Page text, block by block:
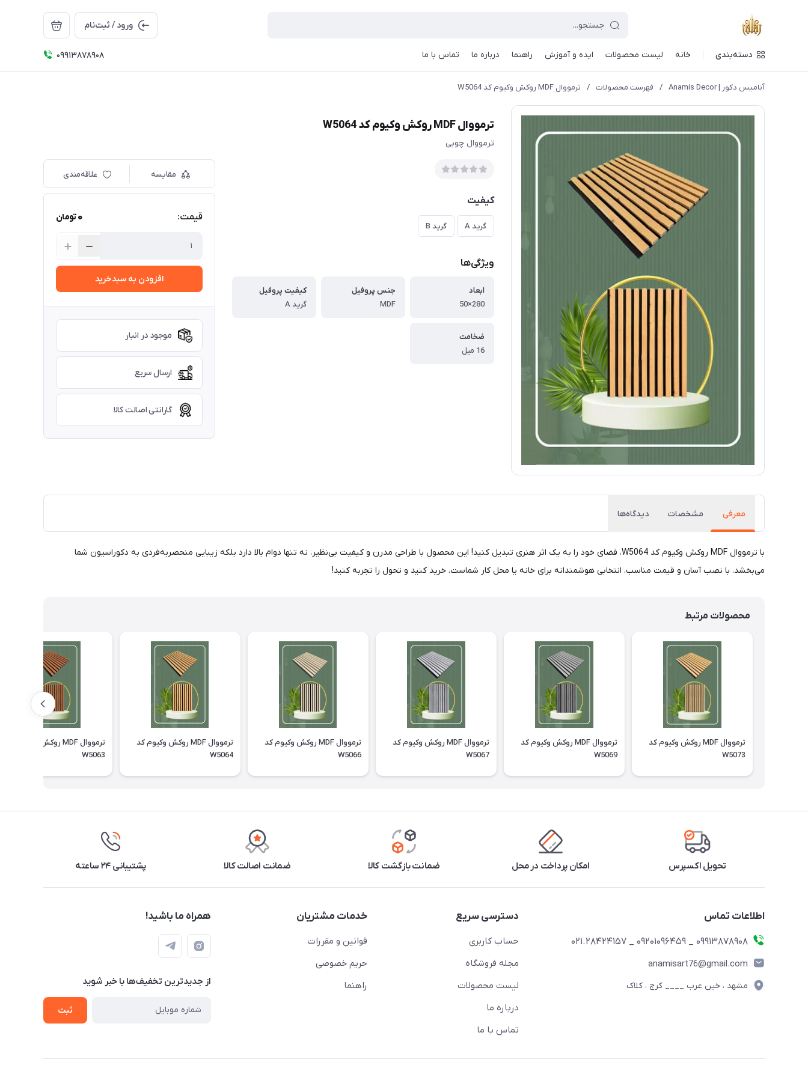
ورود / ثبت‌نام
دسته‌بندی خانه لیست محصولات ایده و آموزش راهنما درباره ما تماس با ما 09913878908
آنامیس دکور | Anamis Decor / فهرست محصولات / ترمووال MDF روکش وکیوم کد W5064
ترمووال MDF روکش وکیوم کد W5064
ترمووال چوبی
کیفیت
گرید A گرید B
ویژگی‌ها
ابعاد
280×50
جنس پروفیل
MDF
کیفیت پروفیل
گرید A
ضخامت
16 میل
مقایسه علاقه‌مندی
قیمت: 0تومان
افزودن به سبدخرید
موجود در انبار
ارسال سریع
گارانتی اصالت کالا
معرفی مشخصات دیدگاه‌ها
با ترمووال MDF روکش وکیوم کد W5064، فضای خود را به یک اثر هنری تبدیل کنید! این محصول با طراحی مدرن و کیفیت بی‌نظیر، نه تنها دوام بالا دارد بلکه زیبایی منحصربه‌فردی به دکوراسیون شما
می‌بخشد. با نصب آسان و قیمت مناسب، انتخابی هوشمندانه برای خانه یا محل کار شماست. خرید کنید و تحول را تجربه کنید!
محصولات مرتبط
ترمووال MDF روکش وکیوم کد
W5073
ترمووال MDF روکش وکیوم کد
W5069
ترمووال MDF روکش وکیوم کد
W5067
ترمووال MDF روکش وکیوم کد
W5066
ترمووال MDF روکش وکیوم کد
W5064
ترمووال MDF روکش وکیوم کد
W5063
تحویل اکسپرس امکان پرداخت در محل ضمانت بازگشت کالا ضمانت اصالت کالا پشتیبانی ۲۴ ساعته
اطلاعات تماس
09913878908 _ 09201096459 _ 021.28424157
anamisart76@gmail.com
مشهد ، خین عرب ____ کرج ، کلاک
دسترسی سریع
حساب کاربری
مجله فروشگاه
لیست محصولات
درباره ما
تماس با ما
خدمات مشتریان
قوانین و مقررات
حریم خصوصی
راهنما
همراه ما باشید!
از جدید‌ترین تخفیف‌ها با‌ خبر شوید
ثبت